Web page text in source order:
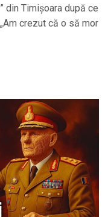
din Timișoara după ce
crezut că o să mor